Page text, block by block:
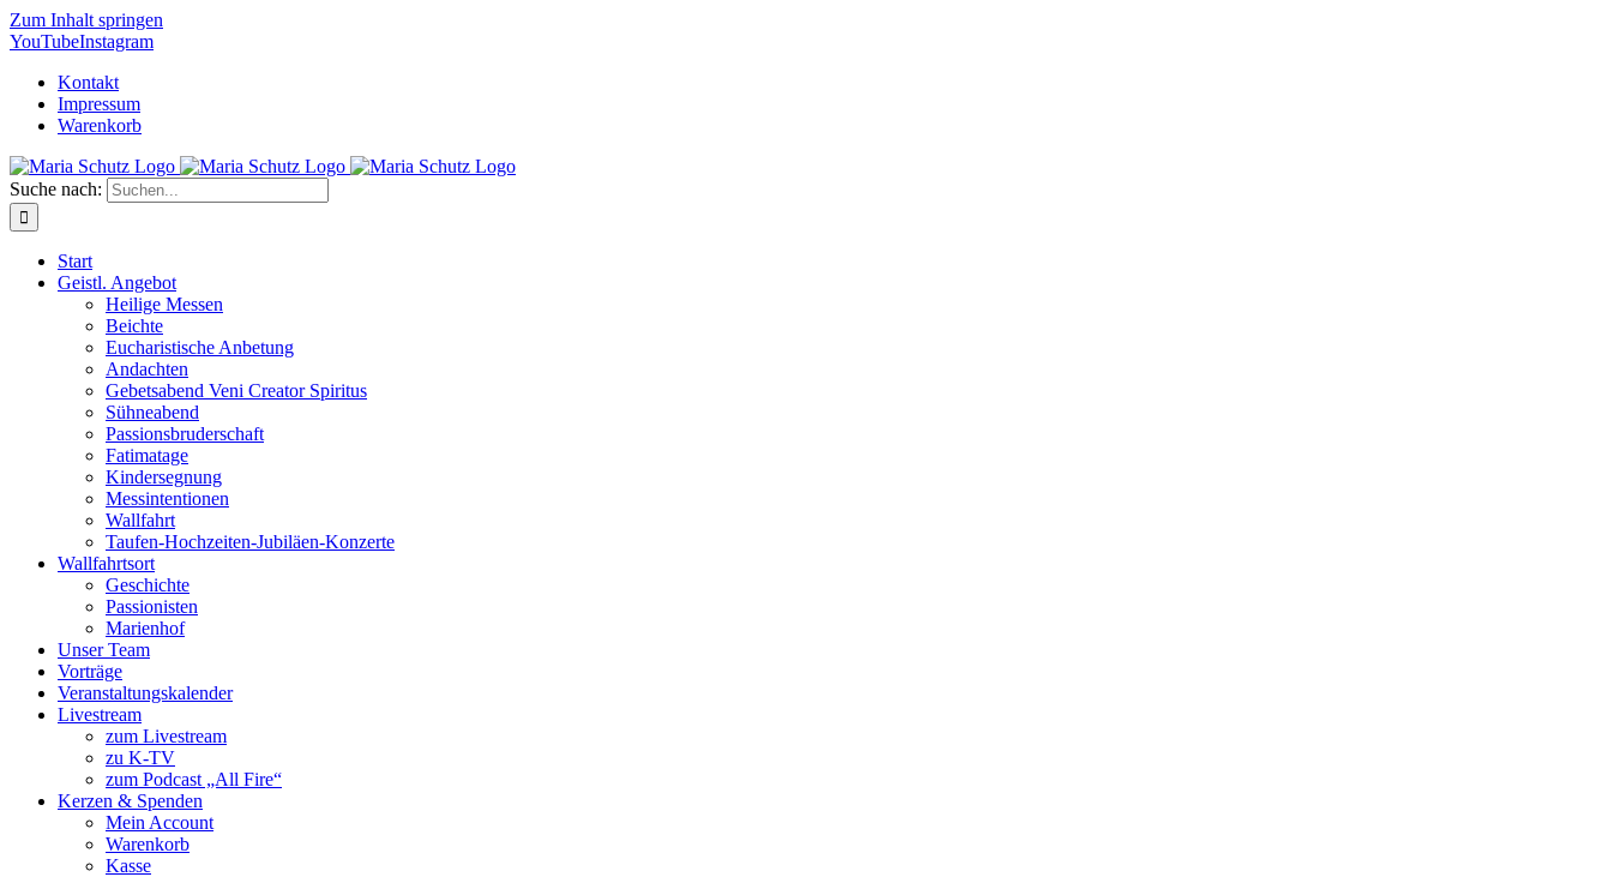
Zum Inhalt springen
YouTubeInstagram
Kontakt
Impressum
Warenkorb
Suche nach:
Start
Geistl. Angebot
Heilige Messen
Beichte
Eucharistische Anbetung
Andachten
Gebetsabend Veni Creator Spiritus
Sühneabend
Passionsbruderschaft
Fatimatage
Kindersegnung
Messintentionen
Wallfahrt
Taufen-Hochzeiten-Jubiläen-Konzerte
Wallfahrtsort
Geschichte
Passionisten
Marienhof
Unser Team
Vorträge
Veranstaltungskalender
Livestream
zum Livestream
zu K-TV
zum Podcast „All Fire“
Kerzen & Spenden
Mein Account
Warenkorb
Kasse